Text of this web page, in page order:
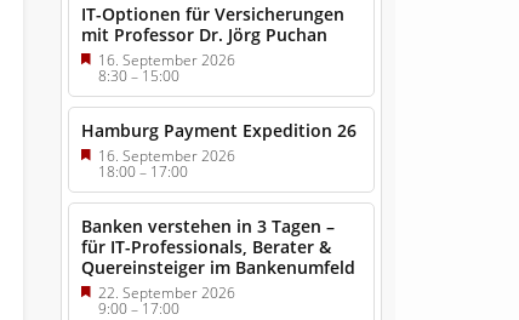
IT-Optionen für Versicherungen
mit Professor Dr. Jörg Puchan
16. September 2026
8:30–15:00
Hamburg Payment Expedition 26
16. September 2026
18:00– 17:00
Banken verstehen in 3 Tagen –
für IT-Professionals, Berater &
Quereinsteiger im Bankenumfeld
22. September 2026
9:00–17:00